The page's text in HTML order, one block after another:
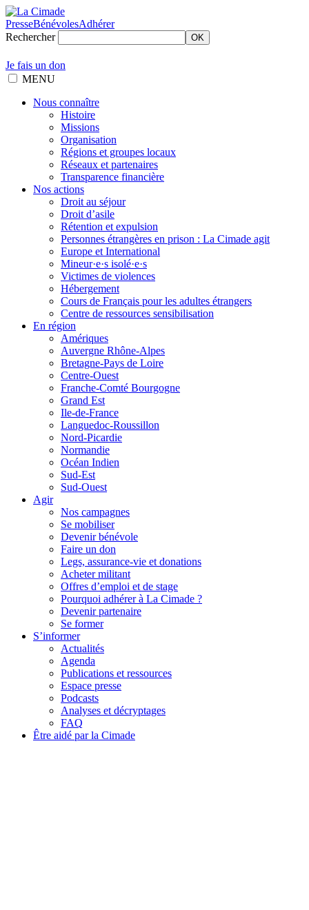
PresseBénévolesAdhérer
Rechercher
OK
Je fais un don
MENU
Nous connaître
Histoire
Missions
Organisation
Régions et groupes locaux
Réseaux et partenaires
Transparence financière
Nos actions
Droit au séjour
Droit d’asile
Rétention et expulsion
Personnes étrangères en prison : La Cimade agit
Europe et International
Mineur·e·s isolé·e·s
Victimes de violences
Hébergement
Cours de Français pour les adultes étrangers
Centre de ressources sensibilisation
En région
Amériques
Auvergne Rhône-Alpes
Bretagne-Pays de Loire
Centre-Ouest
Franche-Comté Bourgogne
Grand Est
Ile-de-France
Languedoc-Roussillon
Nord-Picardie
Normandie
Océan Indien
Sud-Est
Sud-Ouest
Agir
Nos campagnes
Se mobiliser
Devenir bénévole
Faire un don
Legs, assurance-vie et donations
Acheter militant
Offres d’emploi et de stage
Pourquoi adhérer à La Cimade ?
Devenir partenaire
Se former
S’informer
Actualités
Agenda
Publications et ressources
Espace presse
Podcasts
Analyses et décryptages
FAQ
Être aidé par la Cimade